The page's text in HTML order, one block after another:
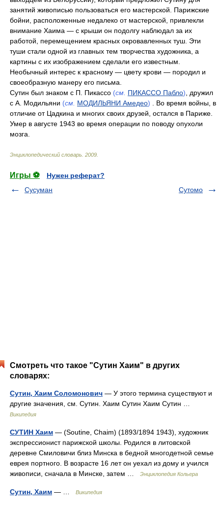
занятий живописью пользоваться его мастерской. Парижские
бойни, расположенные недалеко от мастерской, привлекли
внимание Хаима — с крыши он подолгу наблюдал за их
работой, перемещением красных окровавленных туш. Эти
туши стали одной из главных тем творчества художника, а
картины с их изображением сделали его известным.
Необычный интерес к красному — цвету крови — породил и
своеобразную манеру его письма.
Сутин был знаком с П. Пикассо (см. ПИКАССО Пабло) , дружил
с А. Модильяни (см. МОДИЛЬЯНИ Амедео) . Во время войны, в
отличие от Цадкина и многих своих друзей, остался в Париже.
Умер в августе 1943 во время операции по поводу опухоли
мозга.
Энциклопедический словарь 2009
Игры ⚽
Нужен реферат?
Сусуман
Сутомо
Смотреть что такое "Сутин Хаим" в других
словарях:
Сутин, Хаим Соломонович — У этого термина существуют и
другие значения, см. Сутин. Хаим Сутин Хаим Сутин …
Википедия
СУТИН Хаим — (Soutine, Chaim) (1893/1894 1943), художник
экспрессионист парижской школы. Родился в литовской
деревне Смиловичи близ Минска в бедной многодетной семье
еврея портного. В возрасте 16 лет он уехал из дому и учился
живописи, сначала в Минске, затем …
Энциклопедия Кольера
Сутин, Хаим — … Википедия